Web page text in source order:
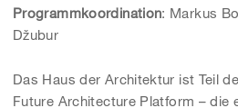
Programmkoordination: Markus
Džubur
Das Haus der Architektur ist Teil
Future Architecture Platform – die